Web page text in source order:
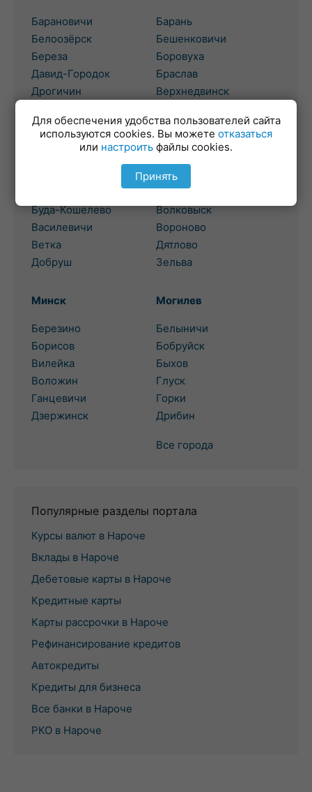
Барановичи
Белоозёрск
Береза
Давид-Городок
Дрогичин
Барань
Бешенковичи
Боровуха
Браслав
Верхнедвинск
Буда-Кошелево
Василевичи
Ветка
Добруш
Гродно
Бол. Берестовица
Боровики
Волковыск
Вороново
Дятлово
Зельва
Минск
Березино
Борисов
Вилейка
Воложин
Ганцевичи
Дзержинск
Могилев
Белыничи
Бобруйск
Быхов
Глуск
Горки
Дрибин
Все города
Популярные разделы портала
Курсы валют в Нароче
Вклады в Нароче
Дебетовые карты в Нароче
Кредитные карты
Карты рассрочки в Нароче
Рефинансирование кредитов
Автокредиты
Кредиты для бизнеса
Все банки в Нароче
РКО в Нароче
Для обеспечения удобства пользователей сайта
используются cookies. Вы можете отказаться
или настроить файлы cookies.
Принять